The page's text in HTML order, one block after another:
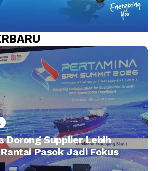
Dorong Supplier Lebih
Pasok Jadi Fokus